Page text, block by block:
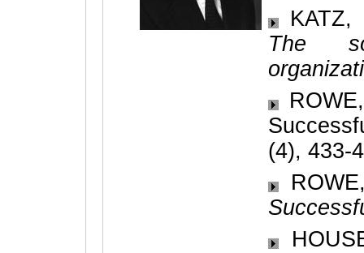
The
(4), 433-